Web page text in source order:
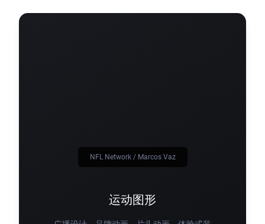
运动图形
NFL Network / Marcos Vaz